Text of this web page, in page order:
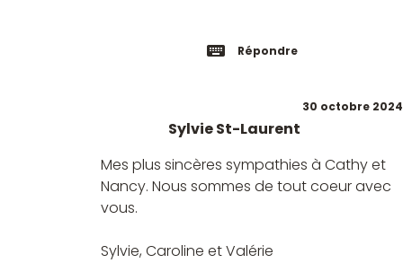
Répondre
30 octobre 2024
Sylvie St-Laurent
Mes plus sincères sympathies à Cathy et
Nancy. Nous sommes de tout coeur avec
vous.
Sylvie, Caroline et Valérie